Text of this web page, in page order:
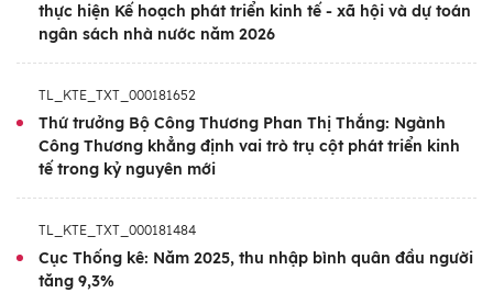
thực hiện Kế hoạch phát triển kinh tế - xã hội và dự toán
ngân sách nhà nước năm 2026
TL_KTE_TXT_000181652
Thứ trưởng Bộ Công Thương Phan Thị Thắng: Ngành
Công Thương khẳng định vai trò trụ cột phát triển kinh
tế trong kỷ nguyên mới
TL_KTE_TXT_000181484
Cục Thống kê: Năm 2025, thu nhập bình quân đầu người
tăng 9,3%